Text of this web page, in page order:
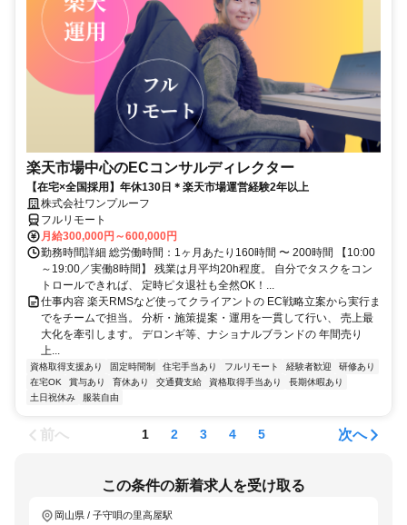
楽天市場中心のECコンサルディレクター
【在宅×全国採用】年休130日＊楽天市場運営経験2年以上
株式会社ワンプルーフ
フルリモート
月給300,000円～600,000円
勤務時間詳細 総労働時間：1ヶ月あたり160時間 〜 200時間 【10:00
～19:00／実働8時間】 残業は月平均20h程度。 自分でタスクをコン
トロールできれば、 定時ピタ退社も全然OK！...
仕事内容 楽天RMSなど使ってクライアントの EC戦略立案から実行ま
でをチームで担当。 分析・施策提案・運用を一貫して行い、 売上最
大化を牽引します。 デロンギ等、ナショナルブランドの 年間売り
上...
資格取得支援あり 固定時間制 住宅手当あり フルリモート 経験者歓迎
研修あり
在宅OK
賞与あり 育休あり 交通費支給 資格取得手当あり
長期休暇あり
土日祝休み
服装自由
前へ 1 2 3 4 5 次へ
この条件の新着求人を受け取る
岡山県 / 子守唄の里高屋駅